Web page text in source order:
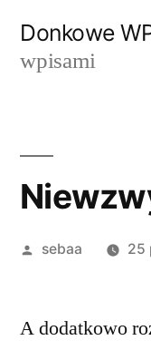
Donkowe
wpisami
Posted
sebaa 25
A dodatkowo